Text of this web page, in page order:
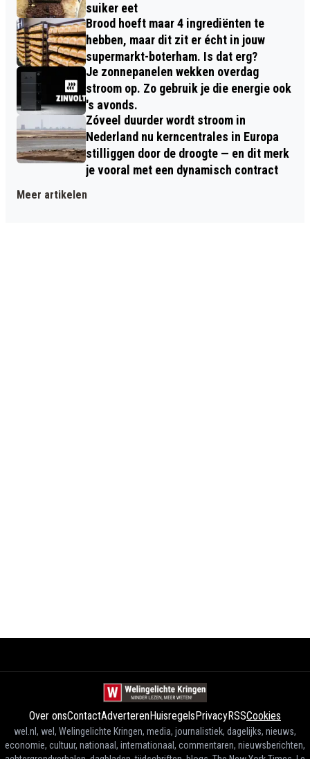
suiker eet
Brood hoeft maar 4 ingrediënten te
hebben, maar dit zit er écht in jouw
supermarkt-boterham. Is dat erg?
Je zonnepanelen wekken overdag
stroom op. Zo gebruik je die energie ook
's avonds.
Zóveel duurder wordt stroom in
Nederland nu kerncentrales in Europa
stilliggen door de droogte — en dit merk
je vooral met een dynamisch contract
Meer artikelen
Over onsContactAdverterenHuisregels PrivacyRSSCookies
wel.nl, wel, Welingelichte Kringen, media, journalistiek, dagelijks, nieuws,
economie, cultuur, nationaal, internationaal, commentaren, nieuwsberichten,